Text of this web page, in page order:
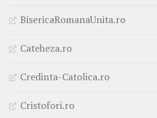
BisericaRomanaUnita.ro
Cateheza.ro
Credinta-Catolica.ro
Cristofori.ro